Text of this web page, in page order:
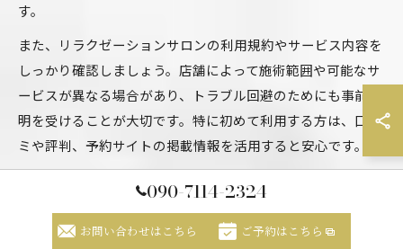
す。
また、リラクゼーションサロンの利用規約やサービス内容を
しっかり確認しましょう。店舗によって施術範囲や可能なサ
ービスが異なる場合があり、トラブル回避のためにも事前説
明を受けることが大切です。特に初めて利用する方は、口コ
ミや評判、予約サイトの掲載情報を活用すると安心です。
は、自分の体調や希望をしっかり伝えること、無理をしない
090-7114-2324
お問い合わせはこちら ご予約はこちら